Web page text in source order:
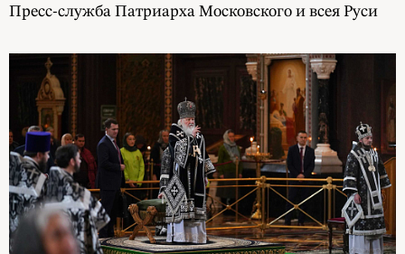
Пресс-служба Патриарха Московского и всея Руси